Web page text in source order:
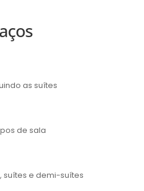
as suítes
de sala
suítes e demi-suítes